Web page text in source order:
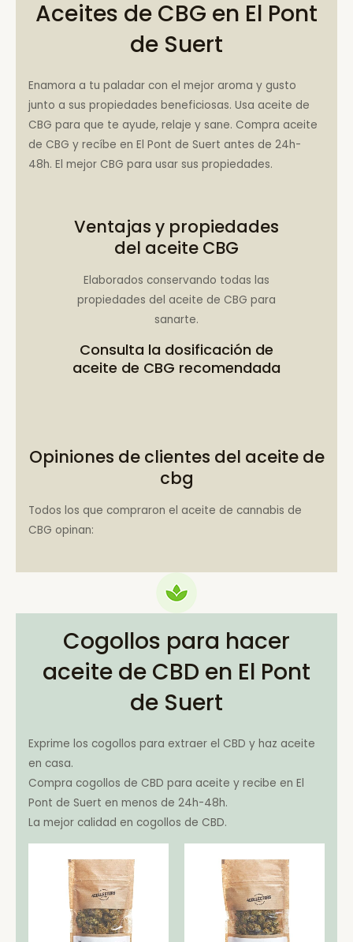
Aceites de CBG en El Pont
de Suert
Enamora a tu paladar con el mejor aroma y gusto
junto a sus propiedades beneficiosas. Usa aceite de
CBG para que te ayude, relaje y sane. Compra aceite
de CBG y recíbe en El Pont de Suert antes de 24h-
48h. El mejor CBG para usar sus propiedades.
Ventajas y propiedades
del aceite CBG
Elaborados conservando todas las
propiedades del aceite de CBG para
sanarte.
Consulta la dosificación de
aceite de CBG recomendada
Opiniones de clientes del aceite de
cbg
Todos los que compraron el aceite de cannabis de
CBG opinan:
Cogollos para hacer
aceite de CBD en El Pont
de Suert
Exprime los cogollos para extraer el CBD y haz aceite
en casa.
Compra cogollos de CBD para aceite y recibe en El
Pont de Suert en menos de 24h-48h.
La mejor calidad en cogollos de CBD.